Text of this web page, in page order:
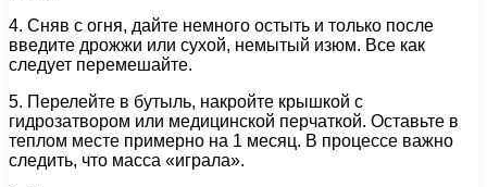
4. Сняв с огня, дайте немного остыть и только после
введите дрожжи или сухой, немытый изюм. Все как
следует перемешайте.
5. Перелейте в бутыль, накройте крышкой с
гидрозатвором или медицинской перчаткой. Оставьте в
теплом месте примерно на 1 месяц. В процессе важно
следить, что масса «играла».